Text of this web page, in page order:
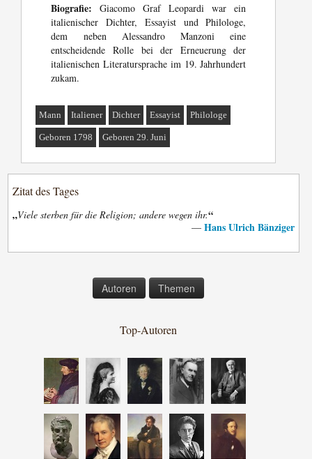
Biografie: Giacomo Graf Leopardi war ein
italienischer Dichter, Essayist und Philologe,
dem neben Alessandro Manzoni eine
entscheidende Rolle bei der Erneuerung der
italienischen Literatursprache im 19. Jahrhundert
zukam.
Mann Italiener Dichter Essayist Philologe
Geboren 1798 Geboren 29. Juni
Zitat des Tages
„Viele sterben für die Religion; andere wegen ihr.“
— Hans Ulrich Bänziger
Autoren Themen
Top-Autoren